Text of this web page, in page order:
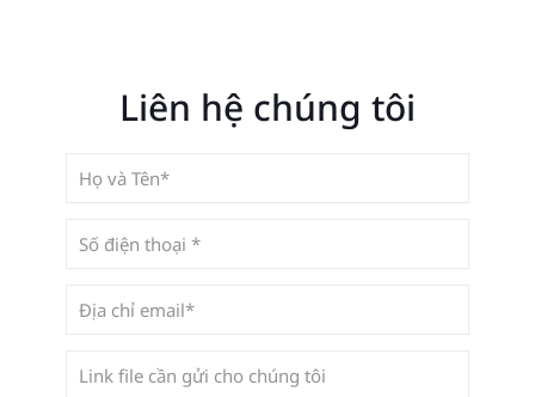
Liên hệ chúng tôi